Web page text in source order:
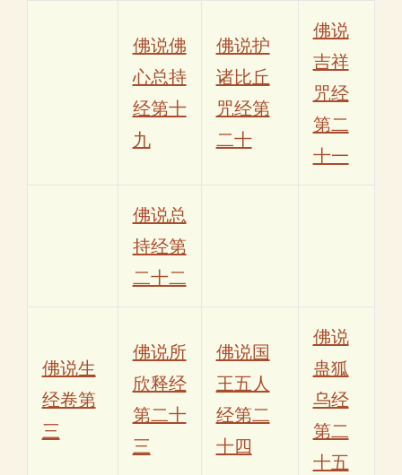
佛说佛
心总持
经第十
九
佛说护
诸比丘
咒经第
二十
佛说
吉祥
咒经
第二
十一
佛说总
持经第
二十二
佛说生
经卷第
三
佛说所
欣释经
第二十
三
佛说国
王五人
经第二
十四
佛说
蛊狐
乌经
第二
十五